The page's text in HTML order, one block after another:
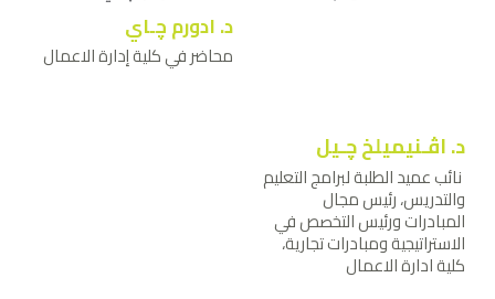
د. اﭬـنيميلخ ﭼـيل
نائب عميد الطلبة لبرامج التعليم
والتدريس، رئيس مجال
المبادرات ورئيس التخصص في
الاستراتيجية ومبادرات تجارية،
كلية ادارة الاعمال
د. ادورم ﭼـاي
محاضر في كلية إدارة الاعمال